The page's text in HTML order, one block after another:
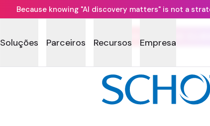
Because knowing "AI discovery matters" is not a
Soluções Parceiros Recursos Empresa